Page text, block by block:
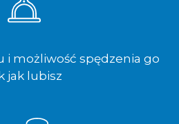
i możliwość spędzenia go
jak lubisz